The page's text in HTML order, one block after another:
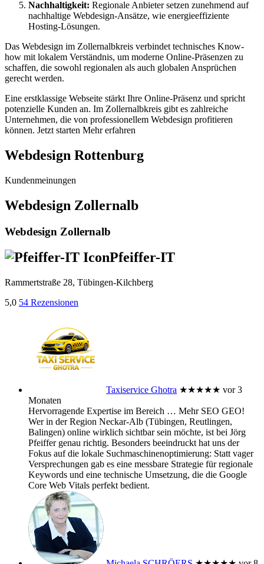
Nachhaltigkeit: Regionale Anbieter setzen zunehmend auf
nachhaltige Webdesign-Ansätze, wie energieeffiziente
Hosting-Lösungen.
Das Webdesign im Zollernalbkreis verbindet technisches Know-
how mit lokalem Verständnis, um moderne Online-Präsenzen zu
schaffen, die sowohl regionalen als auch globalen Ansprüchen
gerecht werden.
Eine erstklassige Webseite stärkt Ihre Online-Präsenz und spricht
potenzielle Kunden an. Im Zollernalbkreis gibt es zahlreiche
Unternehmen, die von professionellem Webdesign profitieren
können. Jetzt starten Mehr erfahren
Webdesign Rottenburg
Kundenmeinungen
Webdesign Zollernalb
Webdesign Zollernalb
Pfeiffer-IT
Rammertstraße 28, Tübingen-Kilchberg
5,0 54 Rezensionen
Taxiservice Ghotra ★★★★★ vor 3
Monaten
Hervorragende Expertise im Bereich … MehrSEO GEO!
Wer in der Region Neckar-Alb (Tübingen, Reutlingen,
Balingen) online wirklich sichtbar sein möchte, ist bei Jörg
Pfeiffer genau richtig. Besonders beeindruckt hat uns der
Fokus auf die lokale Suchmaschinenoptimierung: Statt vager
Versprechungen gab es eine messbare Strategie für regionale
Keywords und eine technische Umsetzung, die die Google
Core Web Vitals perfekt bedient.